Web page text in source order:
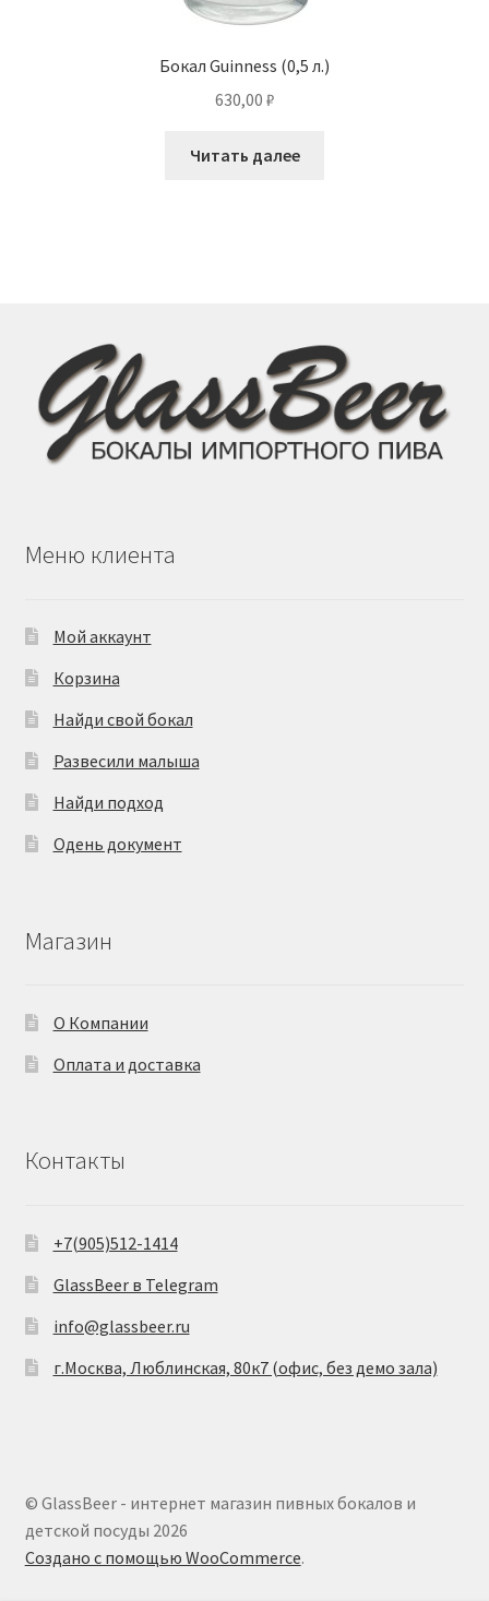
Бокал Guinness (0,5 л.)
630,00 ₽
Читать далее
Меню клиента
Мой аккаунт
Корзина
Найди свой бокал
Развесили малыша
Найди подход
Одень документ
Магазин
О Компании
Оплата и доставка
Контакты
+7(905)512-1414
GlassBeer в Telegram
info@glassbeer.ru
г.Москва, Люблинская, 80к7 (офис, без демо зала)
© GlassBeer - интернет магазин пивных бокалов и
детской посуды 2026
Создано с помощью WooCommerce.